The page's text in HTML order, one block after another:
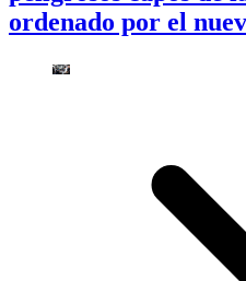
ordenado por el